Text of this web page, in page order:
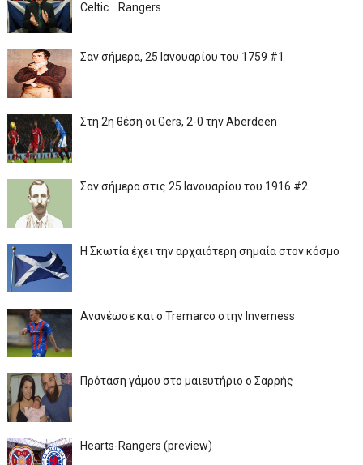
Celtic... Rangers
Σαν σήμερα, 25 Ιανουαρίου του 1759 #1
Στη 2η θέση οι Gers, 2-0 την Aberdeen
Σαν σήμερα στις 25 Ιανουαρίου του 1916 #2
Η Σκωτία έχει την αρχαιότερη σημαία στον κόσμο
Ανανέωσε και ο Tremarco στην Inverness
Πρόταση γάμου στο μαιευτήριο ο Σαρρής
Hearts-Rangers (preview)